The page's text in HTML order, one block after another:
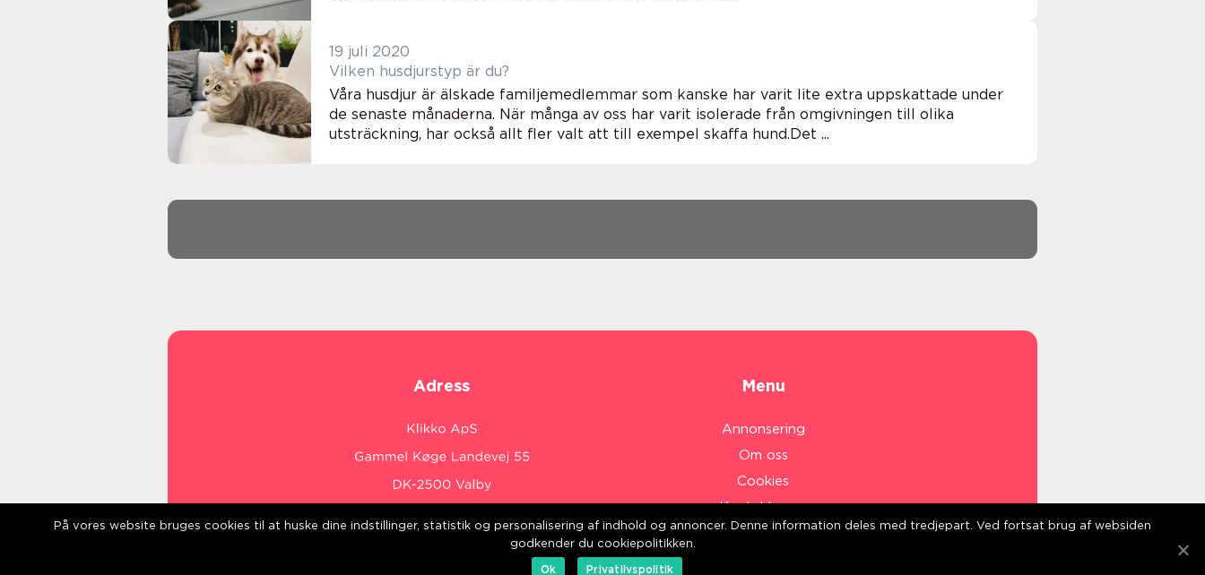
19 juli 2020
Vilken husdjurstyp är du?
Våra husdjur är älskade familjemedlemmar som kanske har varit lite extra uppskattade under
de senaste månaderna. När många av oss har varit isolerade från omgivningen till olika
utsträckning, har också allt fler valt att till exempel skaffa hund.Det ...
Adress Menu
Annonsering
Om oss
Cookies
Kontakta oss
Sitemap
På vores website bruges cookies til at huske dine indstillinger, statistik og personalisering af indhold og annoncer. Denne information deles med tredjepart. Ved fortsat brug af websiden
godkender du cookiepolitikken.
Ok
Privatlivspolitik